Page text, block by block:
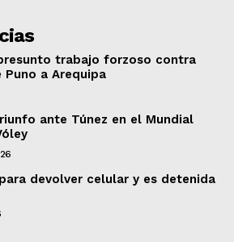
trabajo forzoso contra
a Arequipa
ante Túnez en el Mundial
devolver celular y es detenida